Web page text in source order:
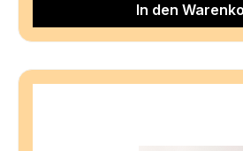
In den